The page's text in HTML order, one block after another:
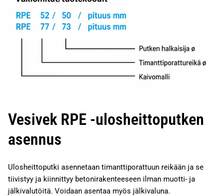
Vesivek RPE -ulosheittoputken
asennus
Ulosheittoputki asennetaan timanttiporattuun reikään ja se
tiivistyy ja kiinnittyy betonirakenteeseen ilman muotti- ja
jälkivalutöitä. Voidaan asentaa myös jälkivaluna.